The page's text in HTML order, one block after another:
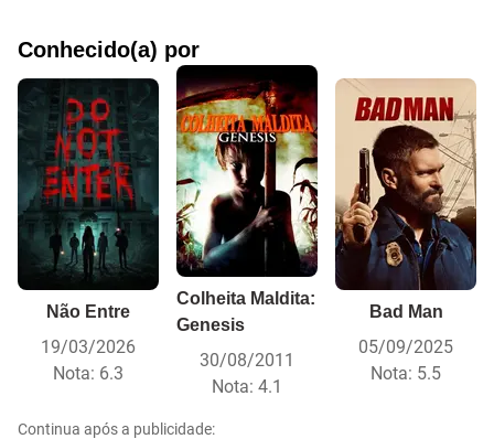
Conhecido(a) por
Não Entre
19/03/2026
Nota: 6.3
Colheita Maldita:
Genesis
30/08/2011
Nota: 4.1
Bad Man
05/09/2025
Nota: 5.5
Continua após a publicidade: